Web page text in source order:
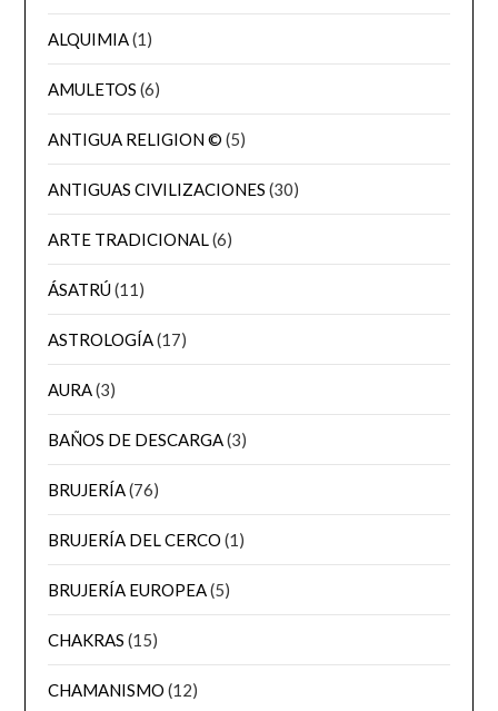
ALQUIMIA(1)
AMULETOS (6)
ANTIGUA RELIGION © (5)
ANTIGUAS CIVILIZACIONES (30)
ARTE TRADICIONAL(6)
ÁSATRÚ(11)
ASTROLOGÍA(17)
AURA(3)
BAÑOS DE DESCARGA(3)
BRUJERÍA(76)
BRUJERÍA DEL CERCO (1)
BRUJERÍA EUROPEA(5)
CHAKRAS (15)
CHAMANISMO (12)